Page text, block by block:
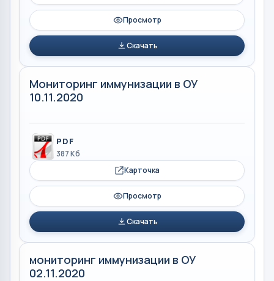
Просмотр
Скачать
Мониторинг иммунизации в ОУ
10.11.2020
PDF
387 Кб
Карточка
Просмотр
Скачать
мониторинг иммунизации в ОУ
02.11.2020